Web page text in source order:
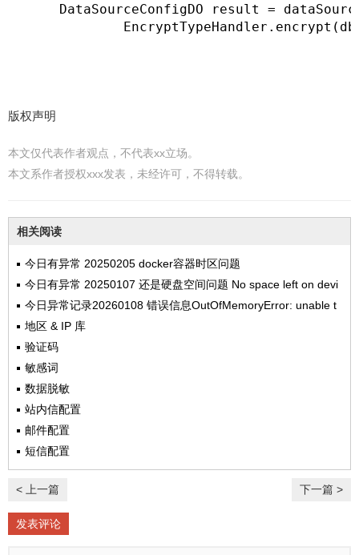
DataSourceConfigDO result =
版权声明
本文仅代表作者观点，不代表xx立场。
本文系作者授权xxx发表，未经许可，不得转载。
相关阅读
今日有异常 20250205 docker容器时区问题
今日有异常 20250107 还是硬盘空间问题 No space left on devi
ce
今日异常记录20260108 错误信息OutOfMemoryError: unable t
o create new native thread
地区 & IP 库
验证码
敏感词
数据脱敏
站内信配置
邮件配置
短信配置
< 上一篇 下一篇 >
发表评论